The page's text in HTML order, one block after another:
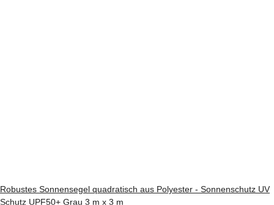
Robustes Sonnensegel quadratisch aus Polyester - Sonnenschutz UV
Schutz UPF50+ Grau 3 m x 3 m